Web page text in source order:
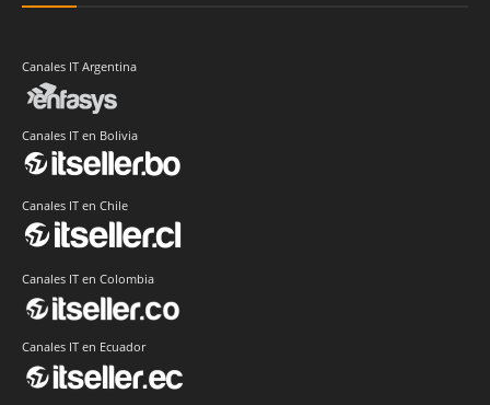
Canales IT Argentina
Canales IT en Bolivia
Canales IT en Chile
Canales IT en Colombia
Canales IT en Ecuador